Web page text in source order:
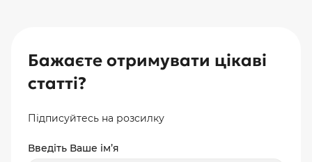
Саме
Бажаєте отримувати цікаві
статті?
Підписуйтесь на розсилку
Введіть Ваше ім’я